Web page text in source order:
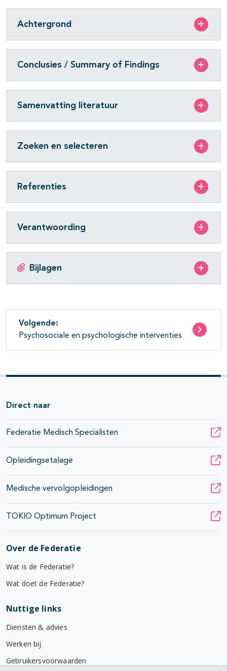
Achtergrond
Conclusies / Summary of Findings
Samenvatting literatuur
Zoeken en selecteren
Referenties
Verantwoording
Bijlagen
Volgende:
Psychosociale en psychologische interventies
Direct naar
Federatie Medisch Specialisten
Opleidingsetalage
Medische vervolgopleidingen
TOKIO Optimum Project
Over de Federatie
Wat is de Federatie?
Wat doet de Federatie?
Nuttige links
Diensten & advies
Werken bij
Gebruikersvoorwaarden